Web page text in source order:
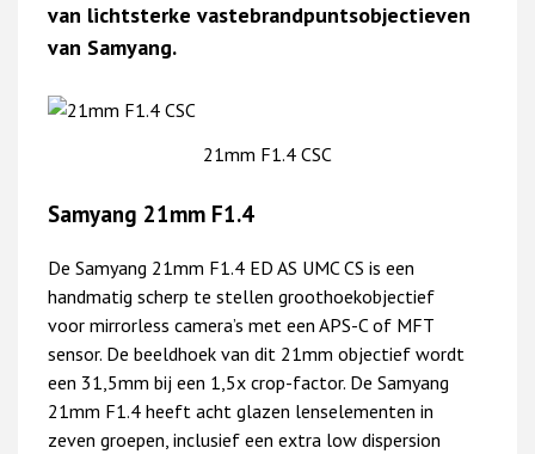
van lichtsterke vastebrandpuntsobjectieven
van Samyang.
21mm F1.4 CSC
Samyang 21mm F1.4
De Samyang 21mm F1.4 ED AS UMC CS is een
handmatig scherp te stellen groothoekobjectief
voor mirrorless camera’s met een APS-C of MFT
sensor. De beeldhoek van dit 21mm objectief wordt
een 31,5mm bij een 1,5x crop-factor. De Samyang
21mm F1.4 heeft acht glazen lenselementen in
zeven groepen, inclusief een extra low dispersion